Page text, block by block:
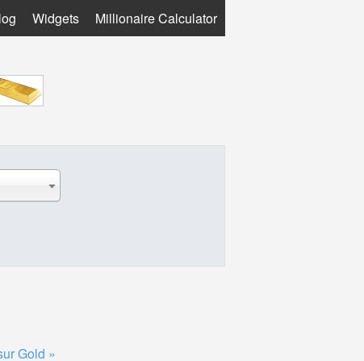
Widgets Millionaire Calculator
Gold »